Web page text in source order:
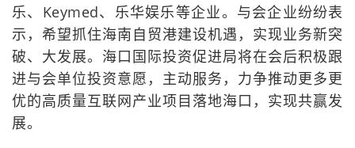
乐、Keymed、乐华娱乐等企业。与会企业纷纷表
示，希望抓住海南自贸港建设机遇，实现业务新突
破、大发展。海口国际投资促进局将在会后积极跟
进与会单位投资意愿，主动服务，力争推动更多更
优的高质量互联网产业项目落地海口，实现共赢发
展。